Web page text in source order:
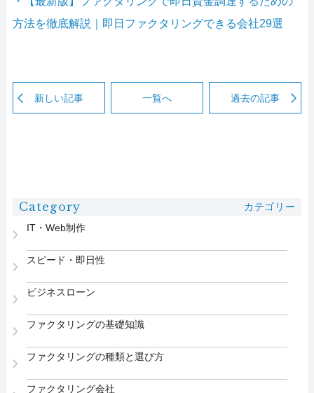
方法を徹底解説｜即日ファクタリングできる会社29選
新しい記事 一覧へ 過去の記事
Category
カテゴリー
IT・Web制作
スピード・即日性
ビジネスローン
ファクタリングの基礎知識
ファクタリングの種類と選び方
ファクタリング会社